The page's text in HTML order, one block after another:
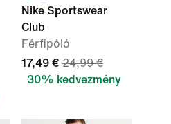
Nike Sportswear
Club
Férfipóló
17,49 € 24,99 €
30% kedvezmény